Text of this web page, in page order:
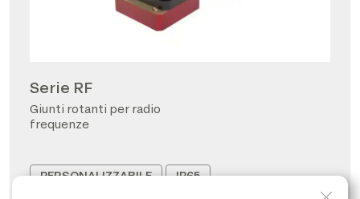
Serie RF
Giunti rotanti per radio
frequenze
PERSONALIZZABILE
IP65